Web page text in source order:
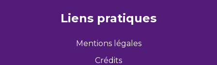
Liens pratiques
Mentions légales
Crédits